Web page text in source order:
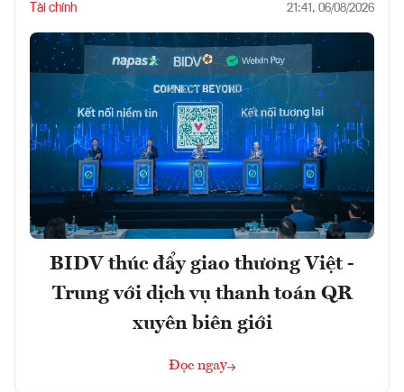
Tài chính 21:41, 06/08/2026
BIDV thúc đẩy giao thương Việt -
Trung với dịch vụ thanh toán QR
xuyên biên giới
Đọc ngay